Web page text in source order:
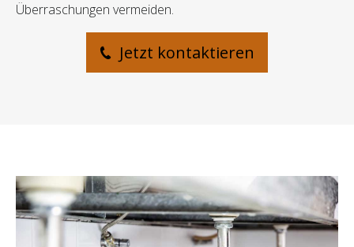
Überraschungen vermeiden.
Jetzt kontaktieren